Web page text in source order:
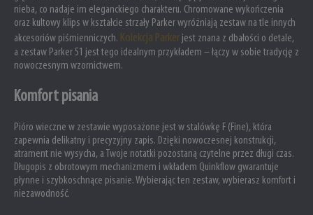
nieba, co nadaje im eleganckiego charakteru. Chromowane wykończenia
oraz kultowy klips w kształcie strzały Parker wyróżniają zestaw na tle innych
akcesoriów piśmienniczych. Kolekcja Parker jest znana z dbałości o detale,
a zestaw Parker 51 jest tego idealnym przykładem – łączy w sobie tradycję z
nowoczesnym wzornictwem.
Komfort pisania
Pióro wieczne w zestawie wyposażone jest w stalówkę F (Fine), która
zapewnia delikatny i precyzyjny zapis. Dzięki nowoczesnej konstrukcji,
atrament nie wysycha, a Twoje notatki pozostaną czytelne przez długi czas.
Długopis z obrotowym mechanizmem i wkładem Quinkflow gwarantuje
płynne i szybkoschnące pisanie. Wybierając ten zestaw, wybierasz komfort i
niezawodność.